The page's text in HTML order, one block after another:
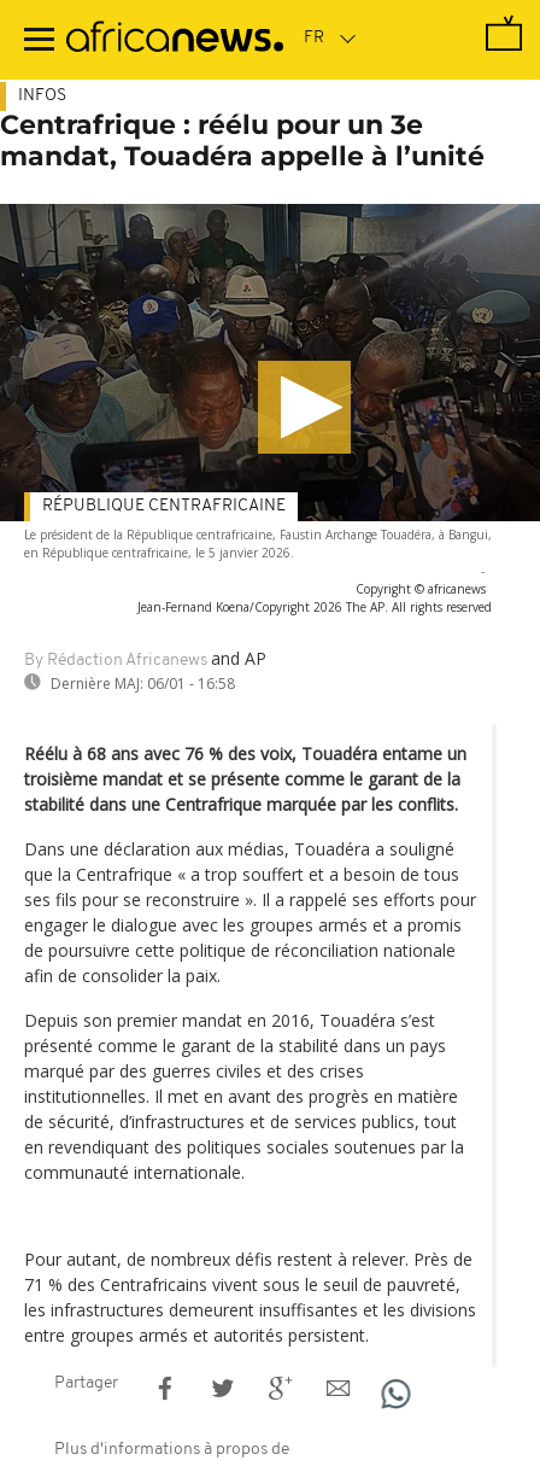
contenu
INFOS
Centrafrique : réélu pour un 3e
mandat, Touadéra appelle à l’unité
Le président de la République centrafricaine, Faustin Archange Touadéra, à Bangui,
en République centrafricaine, le 5 janvier 2026.
-
Copyright © africanews
Jean-Fernand Koena/Copyright 2026 The AP. All rights reserved
By Rédaction Africanews and AP
Dernière MAJ: 06/01 - 16:58
RÉPUBLIQUE CENTRAFRICAINE
Réélu à 68 ans avec 76 % des voix, Touadéra entame un
troisième mandat et se présente comme le garant de la
stabilité dans une Centrafrique marquée par les conflits.
Dans une déclaration aux médias, Touadéra a souligné
que la Centrafrique « a trop souffert et a besoin de tous
ses fils pour se reconstruire ». Il a rappelé ses efforts pour
engager le dialogue avec les groupes armés et a promis
de poursuivre cette politique de réconciliation nationale
afin de consolider la paix.
Depuis son premier mandat en 2016, Touadéra s’est
présenté comme le garant de la stabilité dans un pays
marqué par des guerres civiles et des crises
institutionnelles. Il met en avant des progrès en matière
de sécurité, d’infrastructures et de services publics, tout
en revendiquant des politiques sociales soutenues par la
communauté internationale.
Pour autant, de nombreux défis restent à relever. Près de
71 % des Centrafricains vivent sous le seuil de pauvreté,
les infrastructures demeurent insuffisantes et les divisions
entre groupes armés et autorités persistent.
Partager
Plus d'informations à propos de